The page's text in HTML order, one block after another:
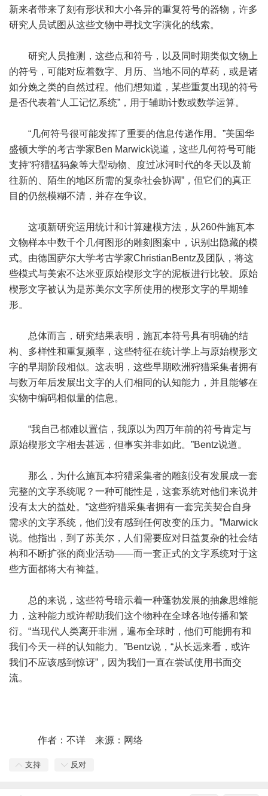
新来者带来了刻有形状和大小各异的重复符号的器物，许多
研究人员试图从这些文物中寻找文字演化的线索。
研究人员推测，这些点和符号，以及同时期类似文物上
的符号，可能对应着数字、月历、当地不同的草药，或是诸
如分娩之类的自然过程。他们想知道，某些重复出现的符号
是否代表着“人工记忆系统”，用于辅助计数或数学运算。
“几何符号很可能发挥了重要的信息传递作用。”美国华
盛顿大学的考古学家Ben Marwick说道，这些几何符号可能
支持“狩猎猛犸象等大型动物、度过冰河时代的冬天以及前
往新的、陌生的地区所需的复杂社会协调”，但它们的真正
目的仍然模糊不清，并存在争议。
这项新研究运用统计和计算建模方法，从260件施瓦本
文物样本中数千个几何图形的雕刻图案中，识别出隐藏的模
式。由德国萨尔大学考古学家ChristianBentz及团队，将这
些模式与美索不达米亚原始楔形文字的泥板进行比较。原始
楔形文字被认为是苏美尔文字所使用的楔形文字的早期雏
形。
总体而言，研究结果表明，施瓦本符号具有明确的结
构、多样性和重复频率，这些特征在统计学上与原始楔形文
字的早期阶段相似。这表明，这些早期欧洲狩猎采集者拥有
与数万年后发展出文字的人们相同的认知能力，并且能够在
实物中编码相似量的信息。
“我自己都难以置信，我原以为四万年前的符号肯定与
原始楔形文字相去甚远，但事实并非如此。”Bentz说道。
那么，为什么施瓦本狩猎采集者的雕刻没有发展成一套
完整的文字系统呢？一种可能性是，这套系统对他们来说并
没有太大的益处。“这些狩猎采集者拥有一套完美契合自身
需求的文字系统，他们没有感到任何改变的压力。”Marwick
说。他指出，到了苏美尔，人们需要应对日益复杂的社会结
构和不断扩张的商业活动——而一套正式的文字系统对于这
些方面都将大有裨益。
总的来说，这些符号暗示着一种蓬勃发展的抽象思维能
力，这种能力或许帮助我们这个物种在全球各地传播和繁
衍。“当现代人类离开非洲，遍布全球时，他们可能拥有和
我们今天一样的认知能力。”Bentz说，“从长远来看，或许
我们不应该感到惊讶”，因为我们一直在尝试使用书面交
流。
作者：不详 来源：网络
支持 反对